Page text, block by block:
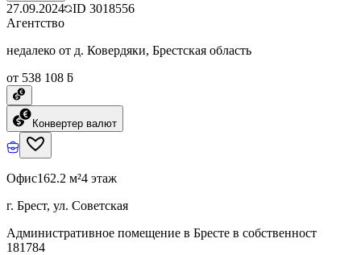
27.09.2024 ID 3018556
Агентство
недалеко от д. Ковердяки, Брестская область
от 538 108 ƃ
Конвертер валют
Офис162.2 м²4 этаж
г. Брест, ул. Советская
Административное помещение в Бресте в собственност
181784